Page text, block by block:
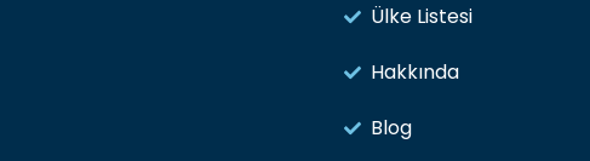
Ülke Listesi
Hakkında
Blog